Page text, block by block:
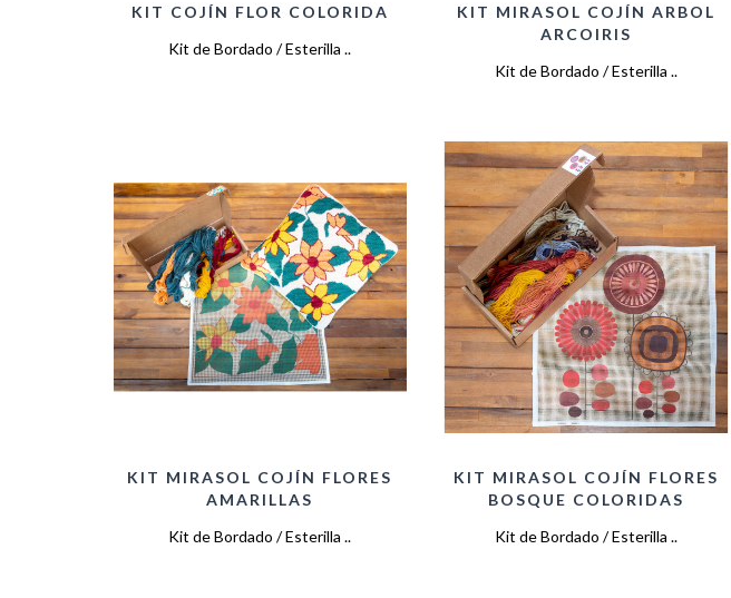
KIT COJÍN FLOR COLORIDA
Kit de Bordado / Esterilla ..
KIT MIRASOL COJÍN ARBOL
ARCOIRIS
Kit de Bordado / Esterilla ..
KIT MIRASOL COJÍN FLORES
AMARILLAS
Kit de Bordado / Esterilla ..
KIT MIRASOL COJÍN FLORES
BOSQUE COLORIDAS
Kit de Bordado / Esterilla ..